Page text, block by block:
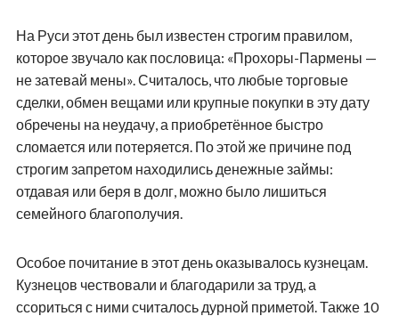
На Руси этот день был известен строгим правилом,
которое звучало как пословица: «Прохоры-Пармены —
не затевай мены». Считалось, что любые торговые
сделки, обмен вещами или крупные покупки в эту дату
обречены на неудачу, а приобретённое быстро
сломается или потеряется. По этой же причине под
строгим запретом находились денежные займы:
отдавая или беря в долг, можно было лишиться
семейного благополучия.
Особое почитание в этот день оказывалось кузнецам.
Кузнецов чествовали и благодарили за труд, а
ссориться с ними считалось дурной приметой. Также 10